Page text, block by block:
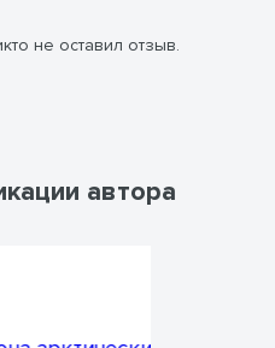
не оставил отзыв.
автора